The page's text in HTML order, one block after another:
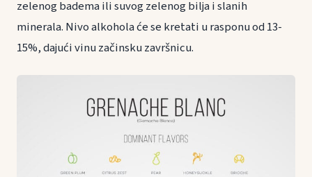
zelenog badema ili suvog zelenog bilja i slanih
minerala. Nivo alkohola će se kretati u rasponu od 13-
15%, dajući vinu začinsku završnicu.